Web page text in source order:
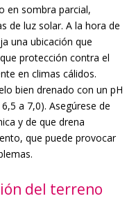
en sombra parcial,
de luz solar. A la hora de
una ubicación que
protección contra el
en climas cálidos.
bien drenado con un pH
a 7,0). Asegúrese de
y de que drena
que puede provocar
del terreno